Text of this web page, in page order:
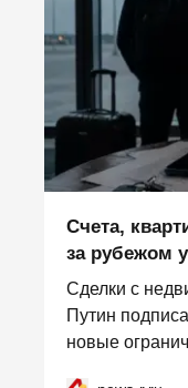
Счета,
за рубежом
Сделки с
Путин
новые